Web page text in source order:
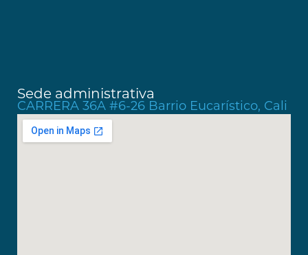
Sede administrativa
CARRERA 36A #6-26 Barrio Eucarístico, Cali